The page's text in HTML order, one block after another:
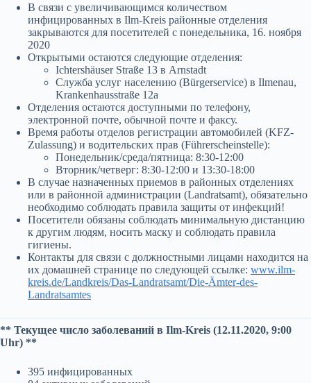
В связи с увеличивающимся количеством
инфицированных в Ilm-Kreis районные отделения
закрываются для посетителей с понедельника, 16. ноября
2020
Открытыми остаются следующие отделения:
Ichtershäuser Straße 13 в Arnstadt
Служба услуг населению (Bürgerservice) в Ilmenau,
Krankenhausstraße 12a
Отделения остаются доступными по телефону,
электронной почте, обычной почте и факсу.
Время работы отделов регистрации автомобилей (KFZ-
Zulassung) и водительских прав (Führerscheinstelle):
Понедельник/среда/пятница: 8:30-12:00
Вторник/четверг: 8:30-12:00 и 13:30-18:00
В случае назначенных приемов в районных отделениях
или в районной администрации (Landratsamt), обязательно
необходимо соблюдать правила защиты от инфекций!
Посетители обязаны соблюдать минимальную дистанцию
к другим людям, носить маску и соблюдать правила
гигиены.
Контакты для связи с должностными лицами находится на
их домашней странице по следующей ссылке: www.ilm-
kreis.de/Landkreis/Das-Landratsamt/Die-Ämter-des-
Landratsamtes
** Текущее число заболеваний в Ilm-Kreis (12.11.2020, 9:00
Uhr) **
395 инфицированных